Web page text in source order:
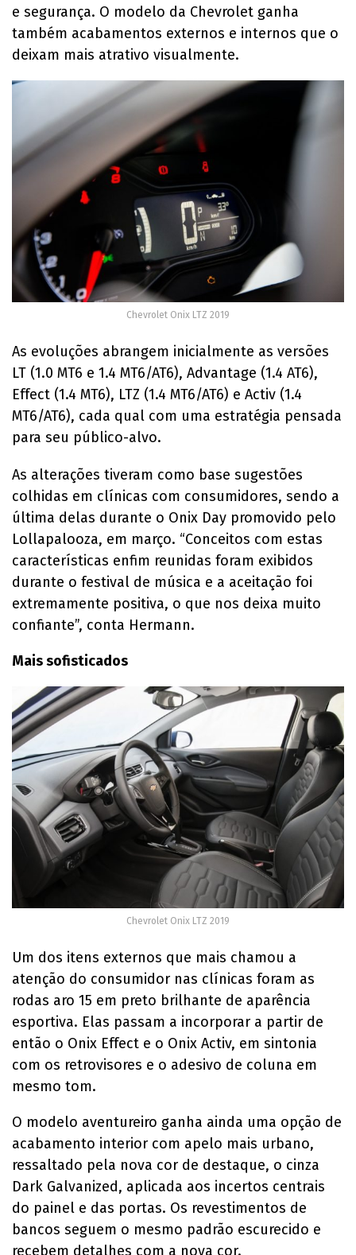
e segurança. O modelo da Chevrolet ganha
também acabamentos externos e internos que o
deixam mais atrativo visualmente.
Chevrolet Onix LTZ 2019
As evoluções abrangem inicialmente as versões
LT (1.0 MT6 e 1.4 MT6/AT6), Advantage (1.4 AT6),
Effect (1.4 MT6), LTZ (1.4 MT6/AT6) e Activ (1.4
MT6/AT6), cada qual com uma estratégia pensada
para seu público-alvo.
As alterações tiveram como base sugestões
colhidas em clínicas com consumidores, sendo a
última delas durante o Onix Day promovido pelo
Lollapalooza, em março. “Conceitos com estas
características enfim reunidas foram exibidos
durante o festival de música e a aceitação foi
extremamente positiva, o que nos deixa muito
confiante”, conta Hermann.
Mais sofisticados
Chevrolet Onix LTZ 2019
Um dos itens externos que mais chamou a
atenção do consumidor nas clínicas foram as
rodas aro 15 em preto brilhante de aparência
esportiva. Elas passam a incorporar a partir de
então o Onix Effect e o Onix Activ, em sintonia
com os retrovisores e o adesivo de coluna em
mesmo tom.
O modelo aventureiro ganha ainda uma opção de
acabamento interior com apelo mais urbano,
ressaltado pela nova cor de destaque, o cinza
Dark Galvanized, aplicada aos incertos centrais
do painel e das portas. Os revestimentos de
bancos seguem o mesmo padrão escurecido e
recebem detalhes com a nova cor.